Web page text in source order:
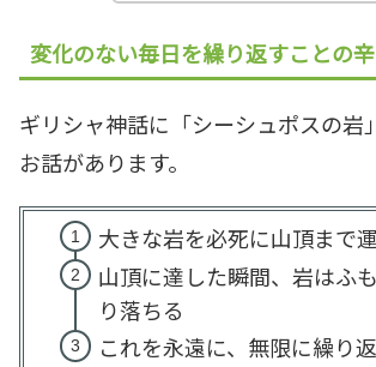
変化のない毎日を繰り返すことの
ギリシャ神話に「シーシュポスの岩
お話があります。
大きな岩を必死に山頂まで
山頂に達した瞬間、岩はふ
り落ちる
これを永遠に、無限に繰り